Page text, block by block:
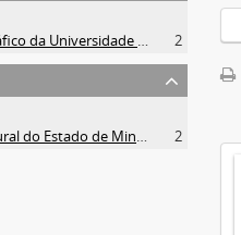
Acervo Cartográfico da Universidade Federal de Viçosa
2
Universidade Rural do Estado de Minas Gerais (Uremg)
2